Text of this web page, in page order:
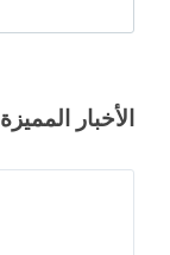
الأخبار المميزة